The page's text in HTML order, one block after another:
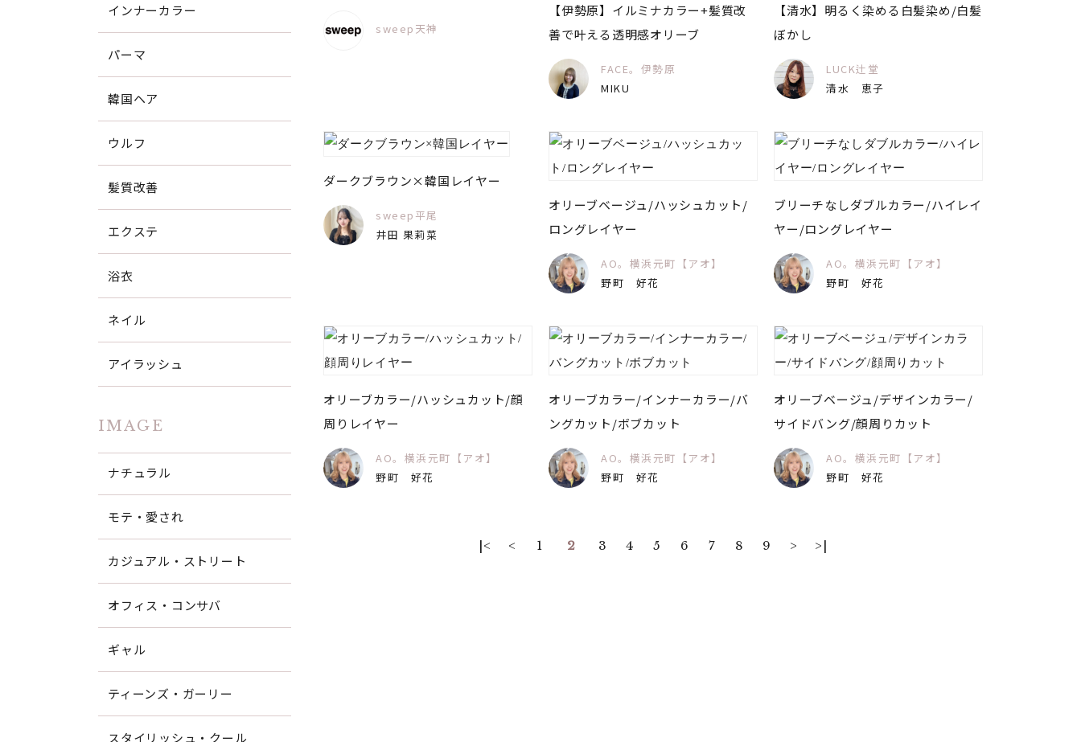
sweep天神
【伊勢原】イルミナカラー+髪質改
善で叶える透明感オリーブ
FACE。伊勢原
MIKU
【清水】明るく染める白髪染め/白髪
ぼかし
LUCK辻堂
清水 恵子
ダークブラウン×韓国レイヤー
sweep平尾
井田 果莉菜
オリーブベージュ/ハッシュカット/
ロングレイヤー
AO。横浜元町【アオ】
野町 好花
ブリーチなしダブルカラー/ハイレイ
ヤー/ロングレイヤー
AO。横浜元町【アオ】
野町 好花
オリーブカラー/ハッシュカット/顔
周りレイヤー
AO。横浜元町【アオ】
野町 好花
オリーブカラー/インナーカラー/バ
ングカット/ボブカット
AO。横浜元町【アオ】
野町 好花
オリーブベージュ/デザインカラー/
サイドバング/顔周りカット
AO。横浜元町【アオ】
野町 好花
|< < 1 2 3 4 5 6 7 8 9 > >|
インナーカラー
パーマ
韓国ヘア
ウルフ
髪質改善
エクステ
浴衣
ネイル
アイラッシュ
IMAGE
ナチュラル
モテ・愛され
カジュアル・ストリート
オフィス・コンサバ
ギャル
ティーンズ・ガーリー
スタイリッシュ・クール